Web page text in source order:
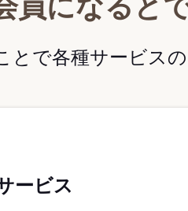
とで各種サービス
ービス